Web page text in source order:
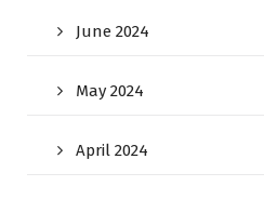
June 2024
May 2024
April 2024